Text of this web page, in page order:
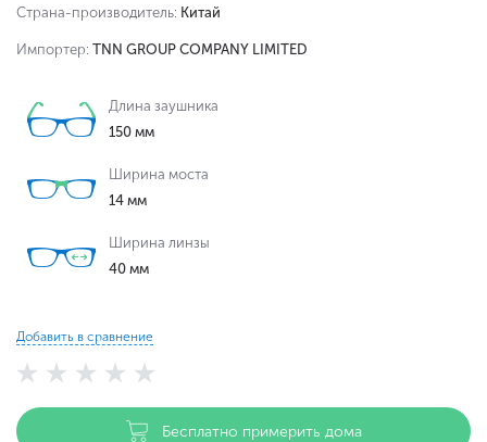
Страна-производитель: Китай
Импортер: TNN GROUP COMPANY LIMITED
Длина заушника
150 мм
Ширина моста
14 мм
Ширина линзы
40 мм
Добавить в сравнение
Бесплатно примерить дома